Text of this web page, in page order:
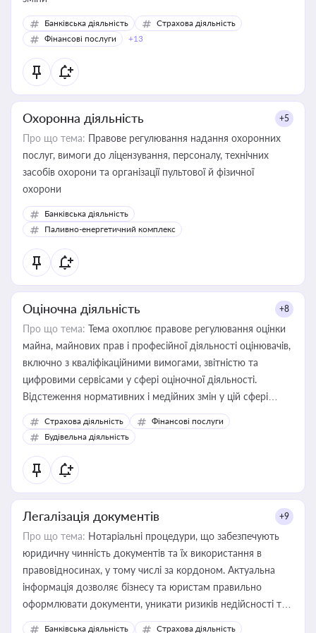
Банківська діяльність
Страхова діяльність
Фінансові послуги
+13
Охоронна діяльність +5
Про що тема: Правове регулювання надання охоронних
послуг, вимоги до ліцензування, персоналу, технічних
засобів охорони та організації пультової й фізичної
охорони
Банківська діяльність
Паливно-енергетичний комплекс
Оціночна діяльність +8
Про що тема: Тема охоплює правове регулювання оцінки
майна, майнових прав і професійної діяльності оцінювачів,
включно з кваліфікаційними вимогами, звітністю та
цифровими сервісами у сфері оціночної діяльності.
Відстеження нормативних і медійних змін у цій сфері
корисне для власника бізнесу, керівника, юриста або
бухгалтера під час оподаткування, приватизації, оренди
державного майна, корпоративних угод і перевірки
статусу суб'єктів оціночної діяльності
Страхова діяльність
Фінансові послуги
Будівельна діяльність
Легалізація документів +9
Про що тема: Нотаріальні процедури, що забезпечують
юридичну чинність документів та їх використання в
правовідносинах, у тому числі за кордоном. Актуальна
інформація дозволяє бізнесу та юристам правильно
оформлювати документи, уникати ризиків недійсності та
забезпечувати їх належне прийняття органами влади та
Банківська діяльність Страхова діяльність